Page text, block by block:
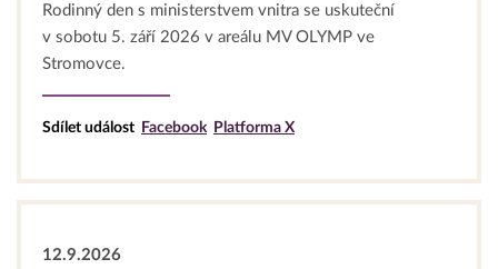
Rodinný den s ministerstvem vnitra se uskuteční
v sobotu 5. září 2026 v areálu MV OLYMP ve
Stromovce.
Sdílet událost Facebook Platforma X
12.9.2026